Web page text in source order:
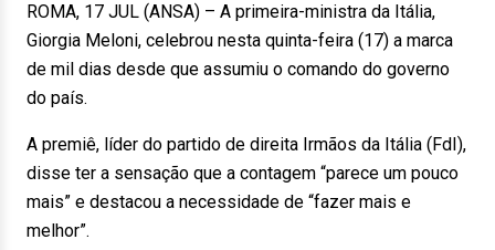
ROMA, 17 JUL (ANSA) – A primeira-ministra da Itália,
Giorgia Meloni, celebrou nesta quinta-feira (17) a marca
de mil dias desde que assumiu o comando do governo
do país.
A premiê, líder do partido de direita Irmãos da Itália (FdI),
disse ter a sensação que a contagem “parece um pouco
mais” e destacou a necessidade de “fazer mais e
melhor”.